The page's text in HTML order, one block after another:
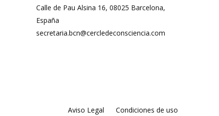
Calle de Pau Alsina 16, 08025 Barcelona,
España
secretaria.bcn@cercledeconsciencia.com
Aviso Legal
Condiciones de uso